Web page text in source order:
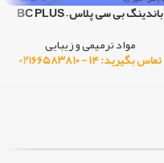
باندینگ بی سی پلاس – BC PLUS
مواد ترمیمی و زیبایی
تماس بگیرید: ۱۴ - ۰۲۱۶۶۵۸۳۸۱۰